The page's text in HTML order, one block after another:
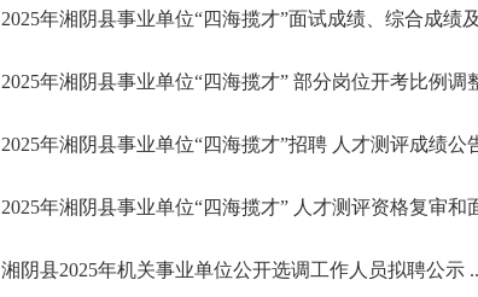
2025年湘阴县事业单位“四海揽才”面试成绩、综合成绩
2025年湘阴县事业单位“四海揽才” 部分岗位开考比例调
2025年湘阴县事业单位“四海揽才”招聘 人才测评成绩公
2025年湘阴县事业单位“四海揽才” 人才测评资格复审和
湘阴县2025年机关事业单位公开选调工作人员拟聘公示